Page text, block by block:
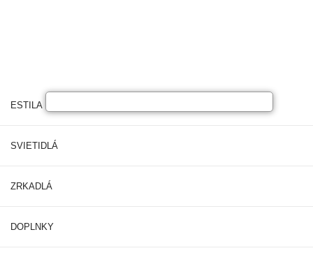
ESTILA NÁBYTOK
SVIETIDLÁ
ZRKADLÁ
DOPLNKY